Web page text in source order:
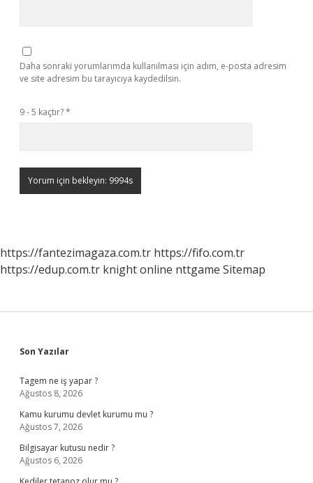
Daha sonraki yorumlarımda kullanılması için adım, e-posta adresim
ve site adresim bu tarayıcıya kaydedilsin.
9 - 5 kaçtır?*
https://fantezimagaza.com.tr https://fifo.com.tr
https://edup.com.tr knight online nttgame Sitemap
Sidebar
Son Yazılar
Tagem ne iş yapar ?
Ağustos 8, 2026
Kamu kurumu devlet kurumu mu ?
Ağustos 7, 2026
Bilgisayar kutusu nedir ?
Ağustos 6, 2026